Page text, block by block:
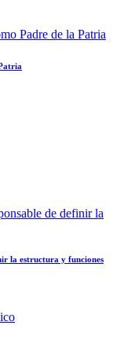
la estructura y funciones